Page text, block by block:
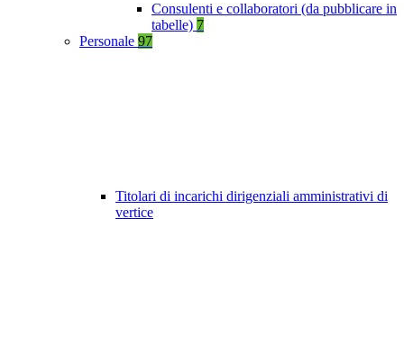
Consulenti e collaboratori (da pubblicare in
tabelle) 7
Personale 97
Titolari di incarichi dirigenziali amministrativi di
vertice